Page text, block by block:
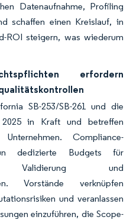
Datenaufnahme, Profiling
schaffen einen Kreislauf, in
ROI steigern, was wiederum
erfordern
SB-253/SB-261 und die
in Kraft und betreffen
Compliance-
dedizierte Budgets für
Validierung und
Vorstände verknüpfen
und veranlassen
einzuführen, die Scope-